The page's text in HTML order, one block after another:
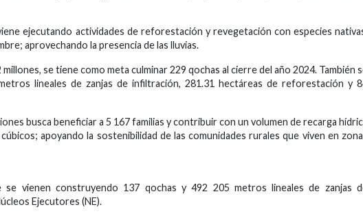
ejecutando actividades de reforestación y revegetación con especies
aprovechando la presencia de las lluvias.
se tiene como meta culminar 229 qochas al cierre del año 2024. También
lineales de zanjas de infiltración, 281.31 hectáreas de reforestación y
busca beneficiar a 5 167 familias y contribuir con un volumen de recarga
apoyando la sostenibilidad de las comunidades rurales que viven en
se vienen construyendo 137 qochas y 492 205 metros lineales de zanjas
Ejecutores (NE).